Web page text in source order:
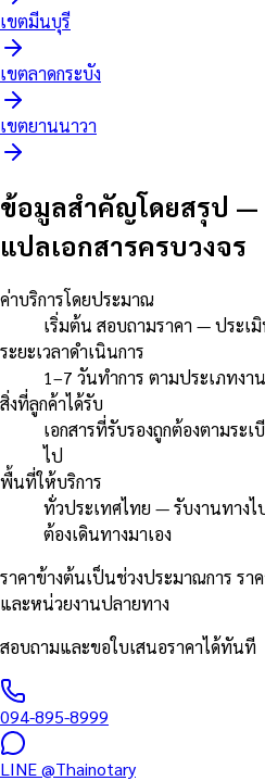
เขตมีนบุรี
เขตลาดกระบัง
เขตยานนาวา
ข้อมูลสำคัญโดยสรุป —
แปลเอกสารครบวงจร
ค่าบริการโดยประมาณ
เริ่มต้น สอบถามราคา — ประเ
ระยะเวลาดำเนินการ
1–7 วันทำการ ตามประเภทง
สิ่งที่ลูกค้าได้รับ
เอกสารที่รับรองถูกต้องตามร
ไป
พื้นที่ให้บริการ
ทั่วประเทศไทย — รับงานทาง
ต้องเดินทางมาเอง
ราคาข้างต้นเป็นช่วงประมาณการ ร
และหน่วยงานปลายทาง
สอบถามและขอใบเสนอราคาได้ทันที
094-895-8999
LINE@Thainotary